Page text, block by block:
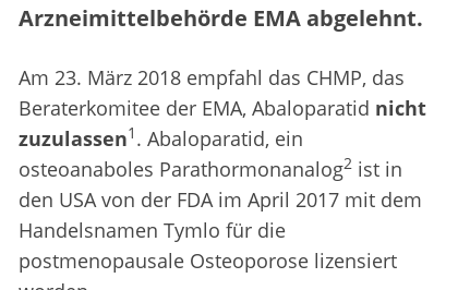
Arzneimittelbehörde EMA abgelehnt.
Am 23. März 2018 empfahl das CHMP, das
Beraterkomitee der EMA, Abaloparatid nicht
zuzulassen1 . Abaloparatid, ein
osteoanaboles Parathormonanalog2 ist in
den USA von der FDA im April 2017 mit dem
Handelsnamen Tymlo für die
postmenopausale Osteoporose lizensiert